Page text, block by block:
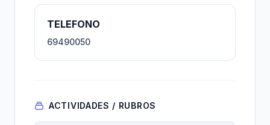
TELEFONO
69490050
ACTIVIDADES / RUBROS